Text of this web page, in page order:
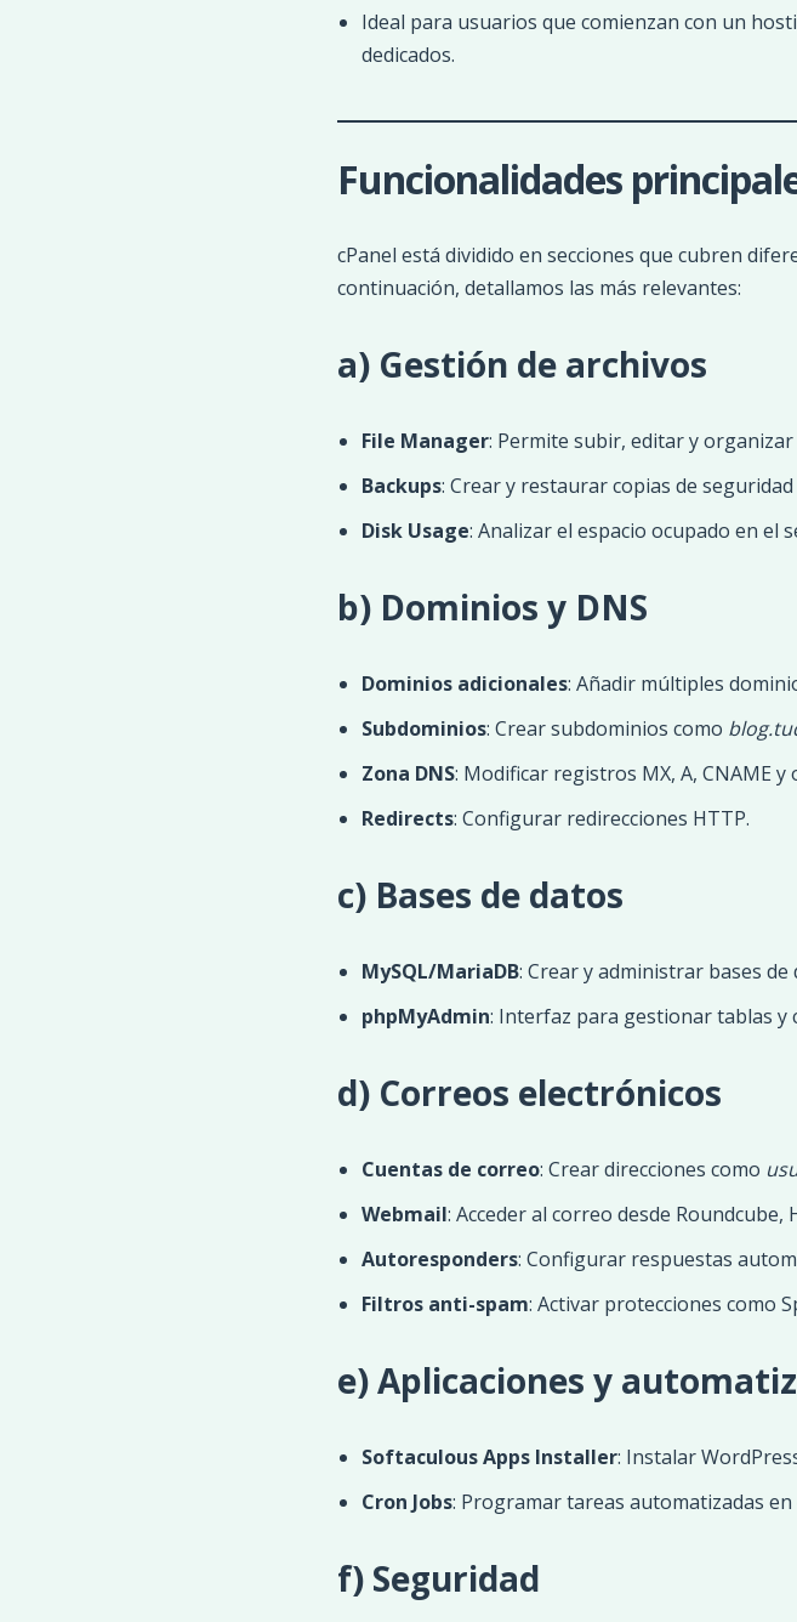
Ideal para usuarios que comienzan con un
dedicados.
Funcionalidades
cPanel está dividido en secciones que cubren
continuación, detallamos las más relevantes:
a) Gestión de archivos
File Manager: Permite subir, editar y organizar
Backups: Crear y restaurar copias de
Disk Usage: Analizar el espacio ocupado en el
b) Dominios y DNS
Dominios adicionales: Añadir múltiples
Subdominios: Crear subdominios como
Zona DNS: Modificar registros MX, A, CNAME y
Redirects: Configurar redirecciones HTTP.
c) Bases de datos
MySQL/MariaDB: Crear y administrar bases de
phpMyAdmin: Interfaz para gestionar tablas y
d) Correos electrónicos
Cuentas de correo: Crear direcciones como
Webmail: Acceder al correo desde Roundcube,
Autoresponders: Configurar respuestas
Filtros anti-spam: Activar protecciones como
e) Aplicaciones y
Softaculous Apps Installer: Instalar
Cron Jobs: Programar tareas automatizadas en
f) Seguridad